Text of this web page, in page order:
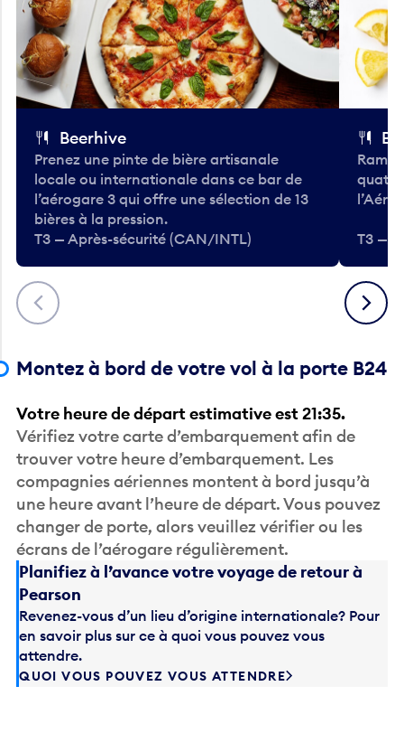
Précédent
Beerhive
Prenez une pinte de bière artisanale
locale ou internationale dans ce bar de
l’aérogare 3 qui offre une sélection de 13
bières à la pression.
T3 — Après-sécurité (CAN/INTL)
T3 —
Suivant
Montez à bord de votre vol à la porte B24
Votre heure de départ estimative est 21:35.
Vérifiez votre carte d’embarquement afin de
trouver votre heure d’embarquement. Les
compagnies aériennes montent à bord jusqu’à
une heure avant l’heure de départ. Vous pouvez
changer de porte, alors veuillez vérifier ou les
écrans de l’aérogare régulièrement.
Planifiez à l’avance votre voyage de retour à
Pearson
Revenez-vous d’un lieu d’origine internationale? Pour
en savoir plus sur ce à quoi vous pouvez vous
attendre.
QUOI VOUS POUVEZ VOUS ATTENDRE